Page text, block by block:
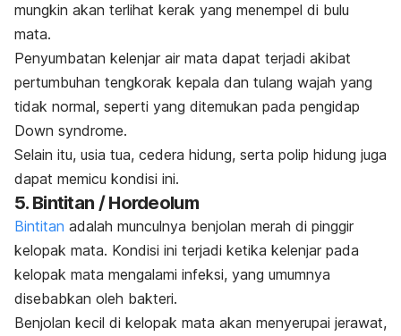
mungkin akan terlihat kerak yang menempel di bulu
mata.
Penyumbatan kelenjar air mata dapat terjadi akibat
pertumbuhan tengkorak kepala dan tulang wajah yang
tidak normal, seperti yang ditemukan pada pengidap
Down syndrome.
Selain itu, usia tua, cedera hidung, serta polip hidung juga
dapat memicu kondisi ini.
5. Bintitan / Hordeolum
Bintitan adalah munculnya benjolan merah di pinggir
kelopak mata. Kondisi ini terjadi ketika kelenjar pada
kelopak mata mengalami infeksi, yang umumnya
disebabkan oleh bakteri.
Benjolan kecil di kelopak mata akan menyerupai jerawat,